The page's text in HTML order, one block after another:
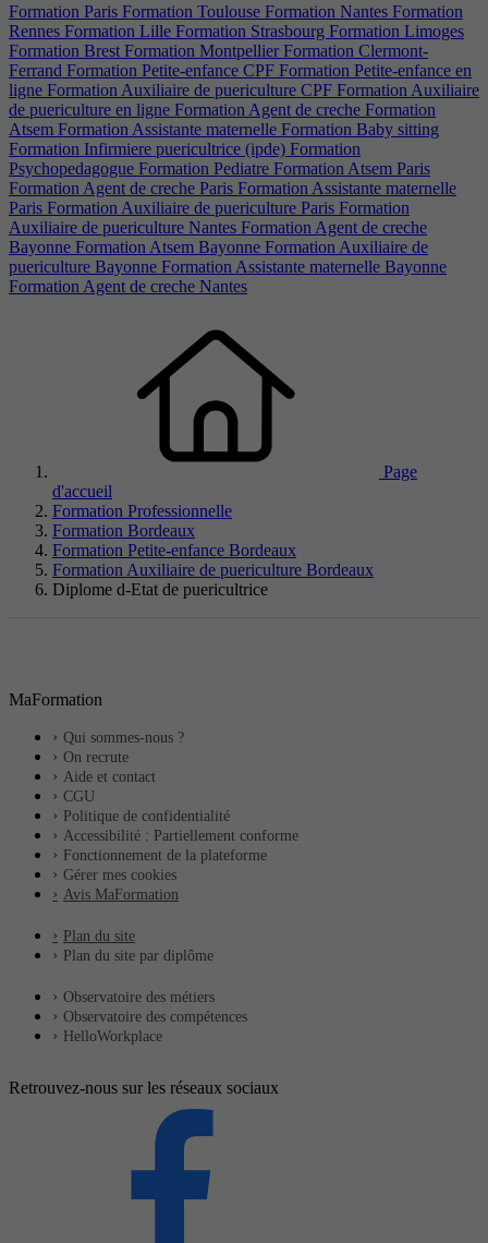
Formation Paris Formation Toulouse Formation Nantes Formation
Rennes Formation Lille Formation Strasbourg Formation Limoges
Formation Brest Formation Montpellier Formation Clermont-
Ferrand Formation Petite-enfance CPF Formation Petite-enfance en
ligne Formation Auxiliaire de puericulture CPF Formation Auxiliaire
de puericulture en ligne Formation Agent de creche Formation
Atsem Formation Assistante maternelle Formation Baby sitting
Formation Infirmiere puericultrice (ipde) Formation
Psychopedagogue Formation Pediatre Formation Atsem Paris
Formation Agent de creche Paris Formation Assistante maternelle
Paris Formation Auxiliaire de puericulture Paris Formation
Auxiliaire de puericulture Nantes Formation Agent de creche
Bayonne Formation Atsem Bayonne Formation Auxiliaire de
puericulture Bayonne Formation Assistante maternelle Bayonne
Formation Agent de creche Nantes
Page
d'accueil
Formation Professionnelle
Formation Bordeaux
Formation Petite-enfance Bordeaux
Formation Auxiliaire de puericulture Bordeaux
Diplome d-Etat de puericultrice
MaFormation
Qui sommes-nous ?
On recrute
Aide et contact
CGU
Politique de confidentialité
Accessibilité : Partiellement conforme
Fonctionnement de la plateforme
Gérer mes cookies
Avis MaFormation
Plan du site
Plan du site par diplôme
Observatoire des métiers
Observatoire des compétences
HelloWorkplace
Retrouvez-nous sur les réseaux sociaux